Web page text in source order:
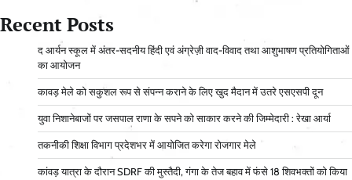
Recent Posts
द आर्यन स्कूल में अंतर-सदनीय हिंदी एवं अंग्रेज़ी वाद-विवाद तथा आशुभाषण प्रतियोगिताओं
का आयोजन
कावड़ मेले को सकुशल रूप से संपन्न कराने के लिए खुद मैदान में उतरे एसएसपी दून
युवा निशानेबाजों पर जसपाल राणा के सपने को साकार करने की जिम्मेदारी : रेखा आर्या
तकनीकी शिक्षा विभाग प्रदेशभर में आयोजित करेगा रोजगार मेले
कांवड़ यात्रा के दौरान SDRF की मुस्तैदी, गंगा के तेज बहाव में फंसे 18 शिवभक्तों को किया